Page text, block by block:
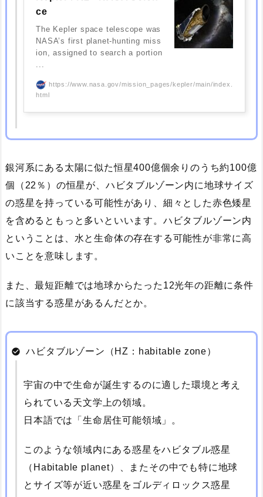
ce
The Kepler space telescope was
NASA’s first planet-hunting miss
ion, assigned to search a portion
...
https://www.nasa.gov/mission_pages/kepler/main/index.
html
銀河系にある太陽に似た恒星400億個余りのうち約100億
個（22％）の恒星が、ハビタブルゾーン内に地球サイズ
の惑星を持っている可能性があり、細々とした赤色矮星
を含めるともっと多いといいます。ハビタブルゾーン内
ということは、水と生命体の存在する可能性が非常に高
いことを意味します。
また、最短距離では地球からたった12光年の距離に条件
に該当する惑星があるんだとか。
ハビタブルゾーン（HZ：habitable zone）
宇宙の中で生命が誕生するのに適した環境と考え
られている天文学上の領域。
日本語では「生命居住可能領域」。
このような領域内にある惑星をハビタブル惑星
（Habitable planet）、またその中でも特に地球
とサイズ等が近い惑星をゴルディロックス惑星